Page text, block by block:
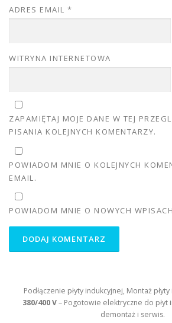
ADRES EMAIL *
WITRYNA INTERNETOWA
ZAPAMIĘTAJ MOJE DANE W TEJ
PISANIA KOLEJNYCH KOMENTARZY.
POWIADOM MNIE O KOLEJNYCH
EMAIL.
POWIADOM MNIE O NOWYCH
Podłączenie płyty indukcyjnej, Montaż
380/400 V– Pogotowie elektryczne do płyt
demontaż i serwis.